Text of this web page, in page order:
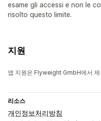
esame gli accessi e non le
risolto questo limite.
지원
앱 지원은 Flyweight GmbH에서 제
리소스
개인정보처리방침